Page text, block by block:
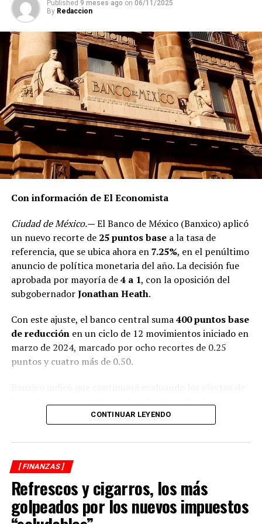
es absurda, pero así es la realidad de la reforma
(Con información de El Financiero)
RELATED TOPICS:
DESPUÉS
Producción de petróleo baja 3.4% en febrero
ANTES
Exportaciones de México caen 1.1% en febrero
Published 9 meses ago on 06/11/2025
By Redaccion
Con información de El Economista
Ciudad de México.—El Banco de México (Banxico) aplicó
un nuevo recorte de 25 puntos basea la tasa de
referencia, que se ubica ahora en7.25%, en el penúltimo
anuncio de política monetaria del año. La decisión fue
aprobada por mayoría de4 a 1, con la oposición del
subgobernadorJonathan Heath.
Con este ajuste, el banco central suma400 puntos base
de reducciónen un ciclo de 12 movimientos iniciado en
marzo de 2024, marcado por ocho recortes de 0.25
puntos y cuatro más de 0.50.
mantener la tasa en niveles que permitan la
moderadosa sus previsiones de inflación: mantuvo la
expectativa general en3.6%para el cierre del tercer
trimestre, pero ajustó a la baja su estimación anual de
3.6% a 3.5%para finales de 2025.
CONTINUAR LEYENDO
[ FINANZAS ]
Refrescos y cigarros, los más
golpeados por los nuevos impuestos